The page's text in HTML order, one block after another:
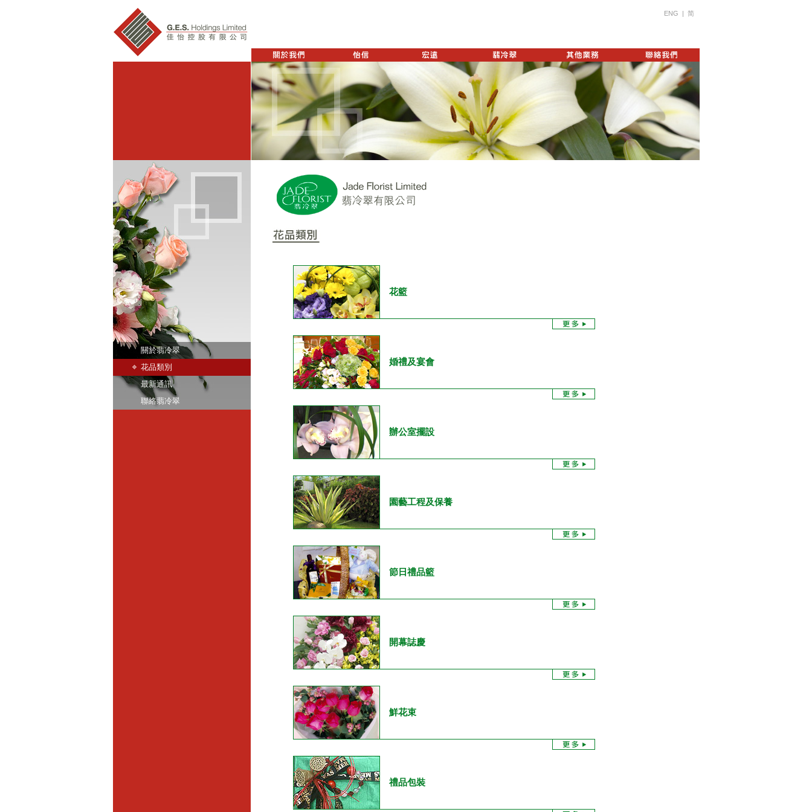
ENG | 简
關於翡冷翠
花品類別
最新通訊
聯絡翡冷翠
花籃
婚禮及宴會
辦公室擺設
園藝工程及保養
節日禮品籃
開幕誌慶
鮮花束
禮品包裝